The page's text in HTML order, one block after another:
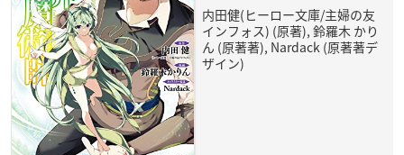
内田健(ヒーロー文庫/主婦の友
インフォス) (原著), 鈴羅木 かり
ん (原著著), Nardack (原著著デ
ザイン)